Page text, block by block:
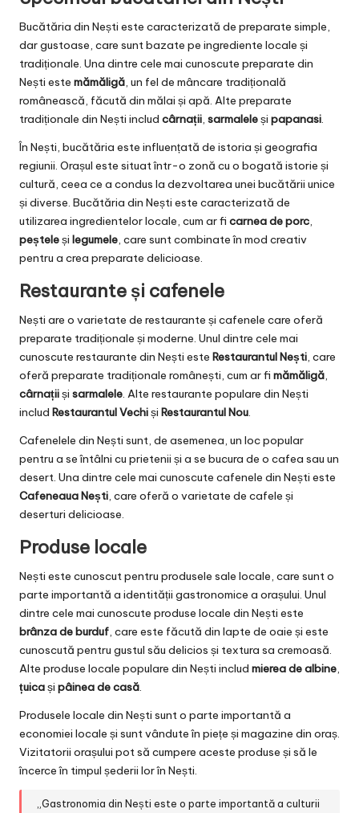
Bucătăria din Nești este caracterizată de preparate simple,
dar gustoase, care sunt bazate pe ingrediente locale și
tradiționale. Una dintre cele mai cunoscute preparate din
Nești este mămăligă , un fel de mâncare tradițională
românească, făcută din mălai și apă. Alte preparate
tradiționale din Nești includ cârnații sarmaleleși papanasi
În Nești, bucătăria este influențată de istoria și geografia
regiunii. Orașul este situat într-o zonă cu o bogată istorie și
cultură, ceea ce a condus la dezvoltarea unei bucătării unice
și diverse. Bucătăria din Nești este caracterizată de
utilizarea ingredientelor locale, cum ar fi carnea de porc
peșteleși legumele , care sunt combinate în mod creativ
pentru a crea preparate delicioase.
Restaurante și cafenele
Nești are o varietate de restaurante și cafenele care oferă
preparate tradiționale și moderne. Unul dintre cele mai
cunoscute restaurante din Nești este Restaurantul Nești , care
oferă preparate tradiționale românești, cum ar fi mămăligă
cârnațiiși sarmalele . Alte restaurante populare din Nești
includ Restaurantul Vechiși Restaurantul Nou
Cafenelele din Nești sunt, de asemenea, un loc popular
pentru a se întâlni cu prietenii și a se bucura de o cafea sau un
desert. Una dintre cele mai cunoscute cafenele din Nești este
Cafeneaua Nești , care oferă o varietate de cafele și
deserturi delicioase.
Produse locale
Nești este cunoscut pentru produsele sale locale, care sunt o
parte importantă a identității gastronomice a orașului. Unul
dintre cele mai cunoscute produse locale din Nești este
brânza de burduf , care este făcută din lapte de oaie și este
cunoscută pentru gustul său delicios și textura sa cremoasă.
Alte produse locale populare din Nești includ mierea de albine
țuicași pâinea de casă
Produsele locale din Nești sunt o parte importantă a
economiei locale și sunt vândute în piețe și magazine din oraș.
Vizitatorii orașului pot să cumpere aceste produse și să le
încerce în timpul șederii lor în Nești.
„Gastronomia din Nești este o parte importantă a culturii